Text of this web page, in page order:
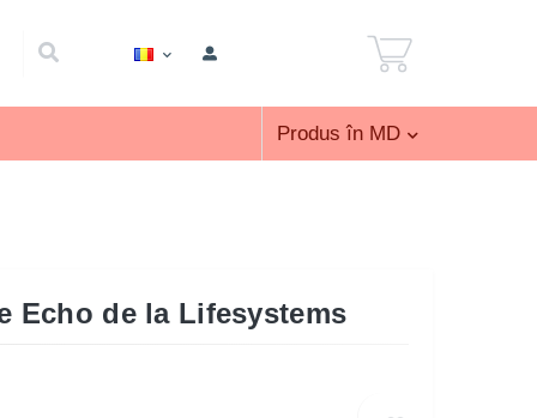
Produs în MD
Echo de la Lifesystems